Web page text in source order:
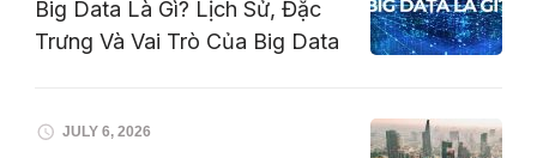
Big Data Là Gì? Lịch Sử, Đặc
Trưng Và Vai Trò Của Big Data
JULY 6, 2026